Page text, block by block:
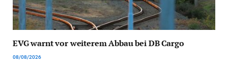
EVG warnt vor weiterem Abbau bei DB Cargo
08/08/2026